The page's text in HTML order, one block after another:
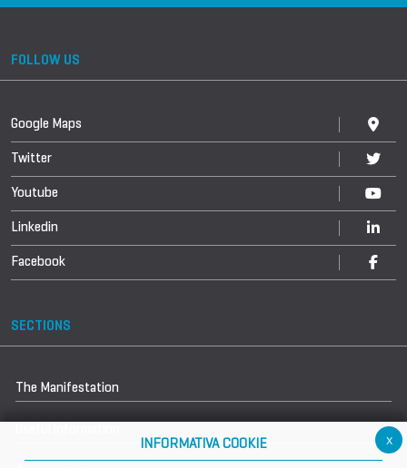
FOLLOW US
Google Maps
Twitter
Youtube
Linkedin
Facebook
SECTIONS
The Manifestation
x
INFORMATIVA COOKIE